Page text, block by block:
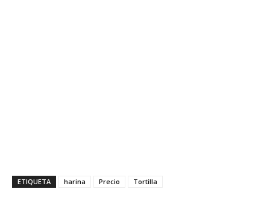
ETIQUETA harina Precio Tortilla